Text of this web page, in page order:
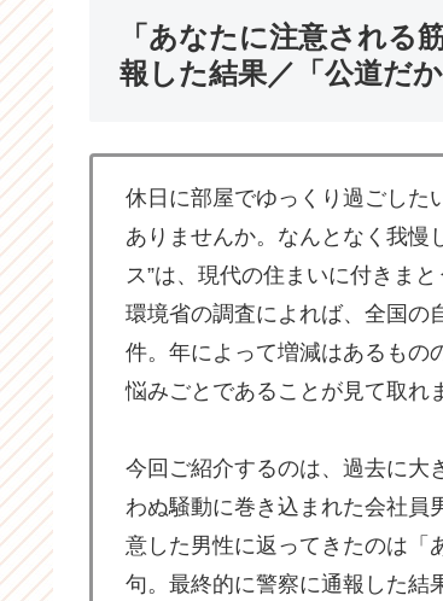
「あなたに注意され
報した結果／「公道だ
休日に部屋でゆっくり過ごした
ありませんか。なんとなく我
ス”は、現代の住まいに付きまと
環境省の調査によれば、全国の
件。年によって増減はあるもの
悩みごとであることが見て取れ
今回ご紹介するのは、過去に大
わぬ騒動に巻き込まれた会社員
意した男性に返ってきたのは「
句。最終的に警察に通報した結